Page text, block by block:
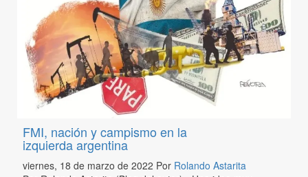
FMI, nación y campismo en la
izquierda argentina
viernes, 18 de marzo de 2022 Por Rolando Astarita